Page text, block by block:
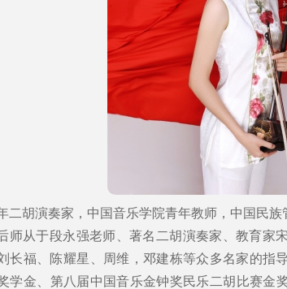
二胡演奏家，中国音乐学院青年教师，中国民族
师从于段永强老师、著名二胡演奏家、教育家
长福、陈耀星、周维，邓建栋等众多名家的指
学金、第八届中国音乐金钟奖民乐二胡比赛金